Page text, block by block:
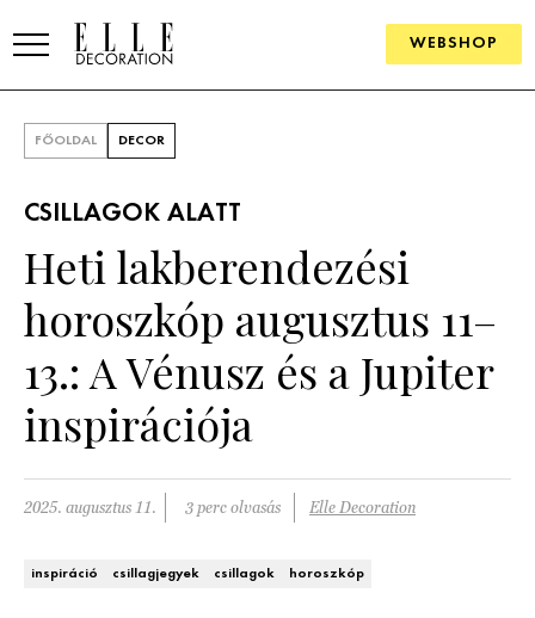
WEBSHOP
SZOBÁK
Konyha
Fürdőszoba
Nappali
Hálószoba
ÖTLETEK
SZÉP TEREK
Szállodák és vendégházak
Lakások
HÍRLEVÉL
FŐOLDAL DECOR
CSILLAGOK ALATT
Heti lakberendezési
horoszkóp augusztus 11–
13.: A Vénusz és a Jupiter
inspirációja
2025. augusztus 11. 3 perc olvasás Elle Decoration
inspiráció csillagjegyek csillagok horoszkóp